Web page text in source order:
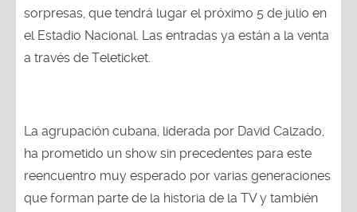
sorpresas, que tendrá lugar el próximo 5 de julio en
el Estadio Nacional. Las entradas ya están a la venta
a través de Teleticket.
La agrupación cubana, liderada por David Calzado,
ha prometido un show sin precedentes para este
reencuentro muy esperado por varias generaciones
que forman parte de la historia de la TV y también